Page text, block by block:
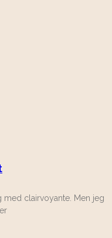
med clairvoyante. Men jeg